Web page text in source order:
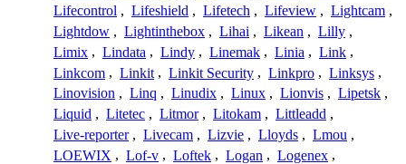
Lifecontrol , Lifeshield , Lifetech , Lifeview , Lightcam ,
Lightdow , Lightinthebox , Lihai , Likean , Lilly ,
Limix , Lindata , Lindy , Linemak , Linia , Link ,
Linkcom , Linkit , Linkit Security , Linkpro , Linksys ,
Linovision , Linq , Linudix , Linux , Lionvis , Lipetsk ,
Liquid , Litetec , Litmor , Litokam , Littleadd ,
Live-reporter , Livecam , Lizvie , Lloyds , Lmou ,
LOEWIX , Lof-v , Loftek , Logan , Logenex ,